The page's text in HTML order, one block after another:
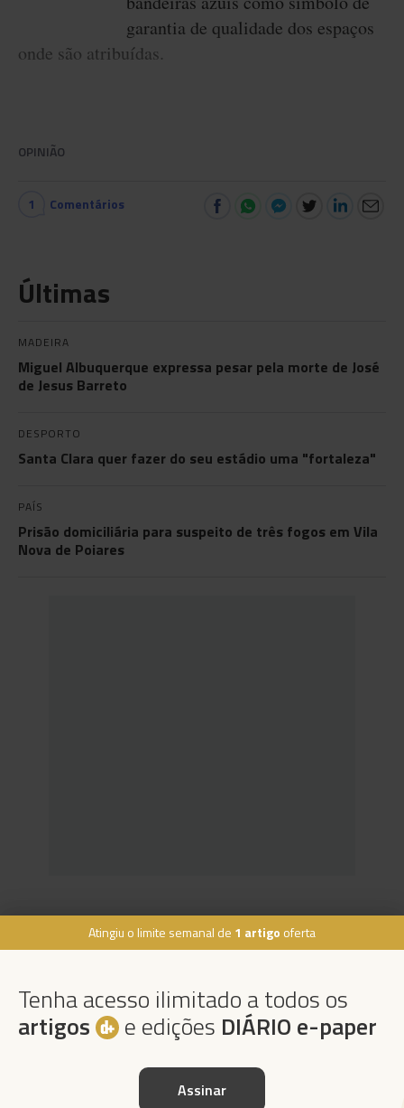
garantia de qualidade dos espaços
onde são atribuídas.
Atingiu o limite semanal de 1 artigo oferta
Tenha acesso ilimitado a todos os
artigos e edições DIÁRIO e-paper
Assinar
OPINIÃO
1 Comentários
Últimas
MADEIRA
Miguel Albuquerque expressa pesar pela morte de José
de Jesus Barreto
DESPORTO
Santa Clara quer fazer do seu estádio uma "fortaleza"
PAÍS
Prisão domiciliária para suspeito de três fogos em Vila
Nova de Poiares
291 202 300
Instale a nossa App
"Nunca tive ambição de ser